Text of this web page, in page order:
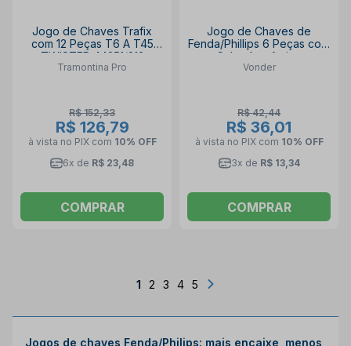
Jogo de Chaves Trafix
com 12 Peças T6 A T45
TWISTER 44351/212
TRAMONTINA PRO
Tramontina Pro
R$ 152,33
R$ 126,79
à vista no PIX com 10% OFF
6x de R$ 23,48
COMPRAR
Jogo de Chaves de
Fenda/Phillips 6 Peças com
Cabo Anatômico
3072706000 VONDER
Vonder
R$ 42,44
R$ 36,01
à vista no PIX com 10% OFF
3x de R$ 13,34
COMPRAR
1 2 3 4 5
Jogos de chaves Fenda/Philips: mais encaixe, menos